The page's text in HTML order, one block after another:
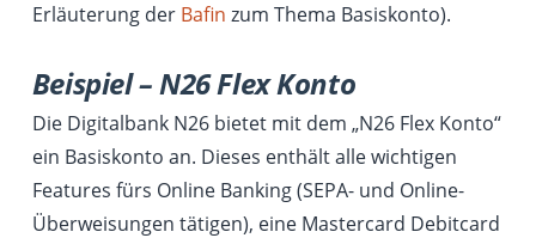
Erläuterung der Bafin zum Thema Basiskonto).
Beispiel – N26 Flex Konto
Die Digitalbank N26 bietet mit dem „N26 Flex Konto“
ein Basiskonto an. Dieses enthält alle wichtigen
Features fürs Online Banking (SEPA- und Online-
Überweisungen tätigen), eine Mastercard Debitcard